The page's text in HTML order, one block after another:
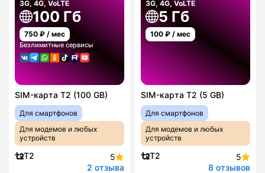
3G, 4G, VoLTE
100 Гб
750 ₽ / мес
Безлимитные сервисы
SIM-карта T2 (100 GB)
Для смартфонов
Для модемов и любых
устройств
T2
5
2 отзыва
3G, 4G, VoLTE
5 Гб
100 ₽ / мес
SIM-карта T2 (5 GB)
Для смартфонов
Для модемов и любых
устройств
T2
5
8 отзывов